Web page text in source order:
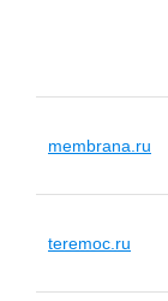
membrana.ru
teremoc.ru